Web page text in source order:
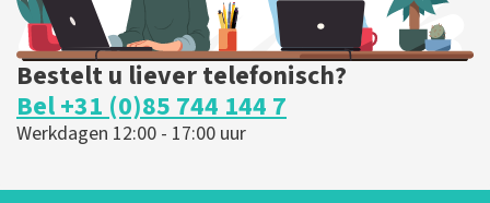
Bestelt u liever telefonisch?
Bel +31 (0)85 744 144 7
Werkdagen 12:00 - 17:00 uur